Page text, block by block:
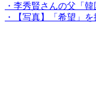
・李秀賢さんの父「
・【写真】「希望」